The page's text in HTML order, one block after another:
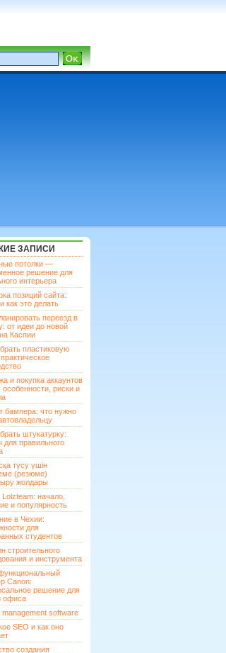
ЗАПИСИ
потолки —
решение для
интерьера
позиций сайта:
как это делать
переезд в
от идеи до новой
Каспии
пластиковую
и покупка аккаунтов
особенности, риски и
бампера: что нужно
штукатурку:
для правильного
түсу үшін
(резюме)
жолдары
начало,
и популярность
в Чехии:
для
студентов
строительного
и инструмента
Canon:
решение для
офиса
management software
SEO и как оно
создания